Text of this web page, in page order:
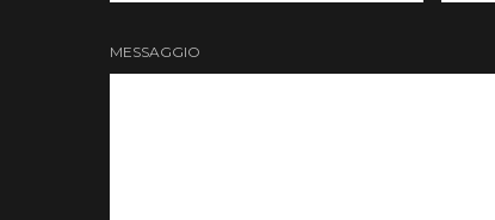
MESSAGGIO